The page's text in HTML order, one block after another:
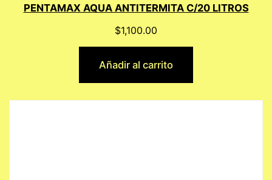
PENTAMAX AQUA ANTITERMITA C/20 LITROS
$1,100.00
Añadir al carrito